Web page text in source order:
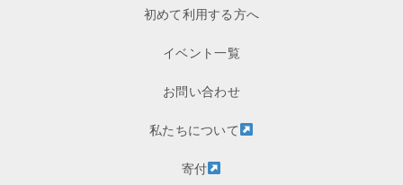
初めて利用する方へ
イベント一覧
お問い合わせ
私たちについて
寄付